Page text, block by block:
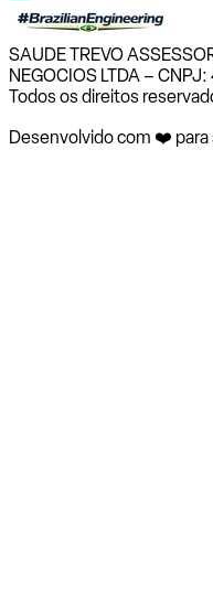
SAUDE TREVO
NEGOCIOS LTDA –
Todos os direitos
Desenvolvido com ❤️ para